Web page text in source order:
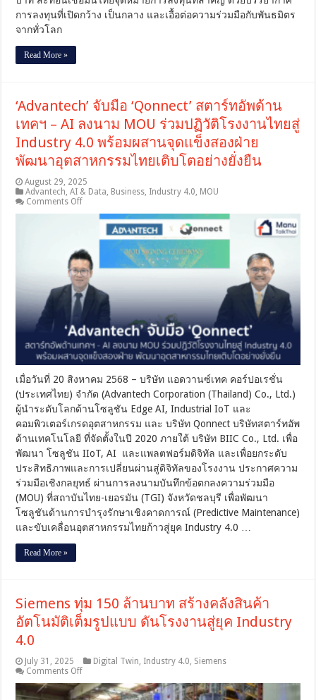
ลงทุน
การลงทุนที่เปิดกว้าง เป็นกลาง และเอื้อต่อความร่วมมือกับพันธมิตร
จากทั่วโลก
Read More »
‘Advantech’ จับมือ ‘Qonnect’ สตาร์ทอัพด้าน
เทคฯ – AI ลงนาม MOU ร่วมปฏิวัติโรงงานไทยสู่
Industry 4.0 พร้อมผสานจุดแข็งสองฝ่าย
พัฒนาอุตสาหกรรมไทยเติบโตอย่างยั่งยืน
August 29, 2025
Advantech,AI & Data, Business, Industry 4.0, MOU
Comments Offon
‘Qonnect’
สตาร์ท
อัพ
ด้าน
เทคฯ
–
ลง
นาม
MOU
ปฏิวัติ
โรงงาน
ไทย
สู่
Industry
4.0
พร้อม
ผสาน
จุด
แข็ง
สอง
ฝ่าย
ยั่งยืน
เมื่อวันที่ 20 สิงหาคม 2568 – บริษัท แอดวานซ์เทค คอร์ปอเรชั่น
(ประเทศไทย) จำกัด (Advantech Corporation (Thailand) Co., Ltd.)
ผู้นำระดับโลกด้านโซลูชัน Edge AI, Industrial IoT และ
คอมพิวเตอร์เกรดอุตสาหกรรม และ บริษัท Qonnect บริษัทสตาร์ทอัพ
ด้านเทคโนโลยี ที่จัดตั้งในปี 2020 ภายใต้ บริษัท BIIC Co., Ltd. เพื่อ
พัฒนา โซลูชัน IIoT, AI และแพลตฟอร์มดิจิทัล และเพื่อยกระดับ
ประสิทธิภาพและการเปลี่ยนผ่านสู่ดิจิทัลของโรงงาน ประกาศความ
ร่วมมือเชิงกลยุทธ์ ผ่านการลงนามบันทึกข้อตกลงความร่วมมือ
(MOU) ที่สถาบันไทย-เยอรมัน (TGI) จังหวัดชลบุรี เพื่อพัฒนา
โซลูชันด้านการบำรุงรักษาเชิงคาดการณ์ (Predictive Maintenance)
และขับเคลื่อนอุตสาหกรรมไทยก้าวสู่ยุค Industry 4.0 …
Read More »
Siemens ทุ่ม 150 ล้านบาท สร้างคลังสินค้า
อัตโนมัติเต็มรูปแบบ ดันโรงงานสู่ยุค Industry
4.0
July 31, 2025 Digital Twin Industry 4.0 Siemens
Comments Offon
ทุ่ม